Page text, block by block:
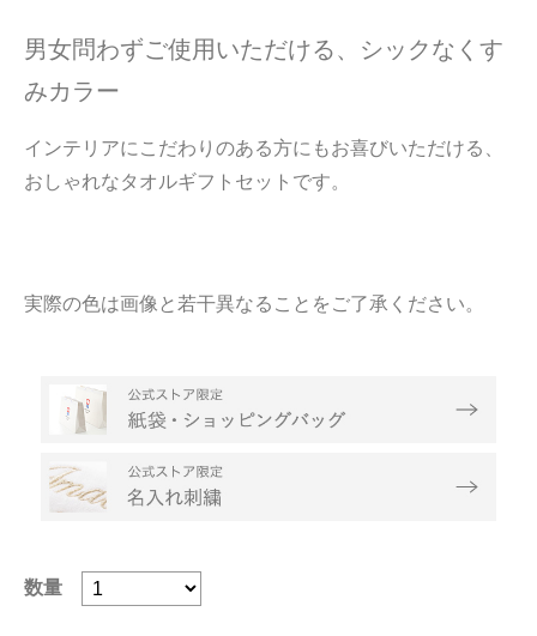
男女問わずご使用いただける、シックなくす
みカラー
インテリアにこだわりのある方にもお喜びいただける、
おしゃれなタオルギフトセットです。
実際の色は画像と若干異なることをご了承ください。
数量